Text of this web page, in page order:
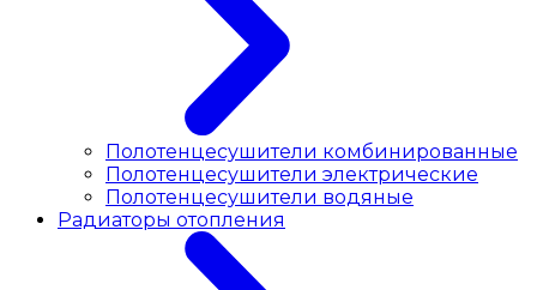
Полотенцесушители комбинированные
Полотенцесушители электрические
Полотенцесушители водяные
Радиаторы отопления